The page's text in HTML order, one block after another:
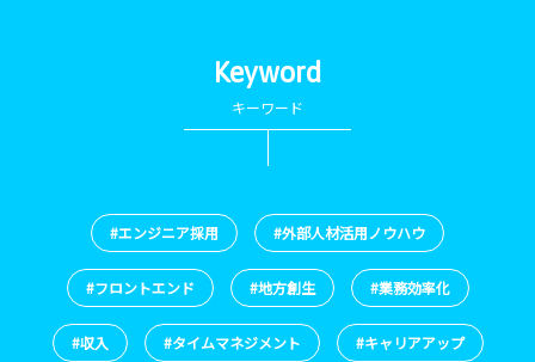
Keyword
キーワード
#エンジニア採用 #外部人材活用ノウハウ
#フロントエンド #地方創生 #業務効率化
#収入 #タイムマネジメント #キャリアアップ